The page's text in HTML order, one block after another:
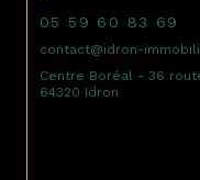
05 59 60 83 69
contact@idron-
Centre Boréal - 36
64320 Idron